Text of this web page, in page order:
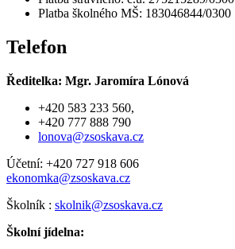
Platba školného MŠ: 183046844/0300
Telefon
Ředitelka: Mgr. Jaromíra Lónová
+420 583 233 560,
+420 777 888 790
lonova@zsoskava.cz
Účetní: +420 727 918 606
ekonomka@zsoskava.cz
Školník : skolnik@zsoskava.cz
Školní jídelna: